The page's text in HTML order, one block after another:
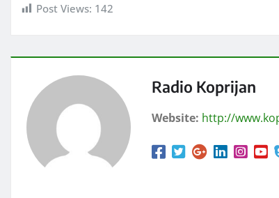
Post Views: 142
Radio Koprijan
Website: http://